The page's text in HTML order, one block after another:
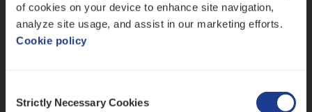
of cookies on your device to enhance site navigation,
analyze site usage, and assist in our marketing efforts.
Cookie policy
Selection
Strictly Necessary Cookies
ITBusi­ness Analyst